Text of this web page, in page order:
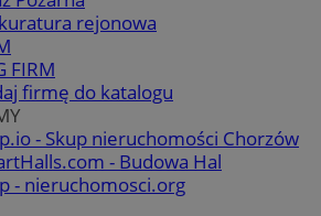
rejonowa
FIRM
firmę do katalogu
- Skup nieruchomości Chorzów
- Budowa Hal
- nieruchomosci.org